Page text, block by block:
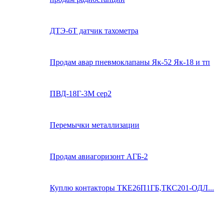
ДТЭ-6Т датчик тахометра
Продам авар пневмоклапаны Як-52 Як-18 и тп
ПВД-18Г-3М сер2
Перемычки металлизации
Продам авиагоризонт АГБ-2
Куплю контакторы ТКЕ26П1ГБ,ТКС201-ОДЛ...